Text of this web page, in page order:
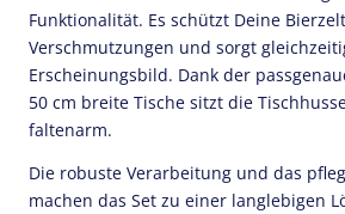
Funktionalität. Es schützt Deine
Verschmutzungen und sorgt
Erscheinungsbild. Dank der
50 cm breite Tische sitzt die
faltenarm.
Die robuste Verarbeitung und das
machen das Set zu einer langlebigen